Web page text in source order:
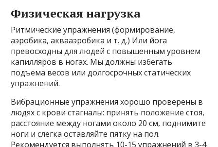
Физическая нагрузка
Ритмические упражнения (формирование,
аэробика, аквааэробика и т. д.) Или йога
превосходны для людей с повышенным уровнем
капилляров в ногах. Мы должны избегать
подъема весов или долгосрочных статических
упражнений.
Вибрационные упражнения хорошо проверены в
людях с крови стагналы: принять положение стоя,
расстояние между ногами около 20 см, поднимите
ноги и слегка оставляйте пятку на пол.
Рекомендуется выполнять 10-15 упражнений в 3-4